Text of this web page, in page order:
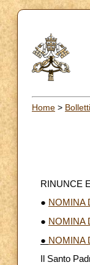
Home >
RINUNCE
● NOMINA
● NOMINA
● NOMINA
Il Santo